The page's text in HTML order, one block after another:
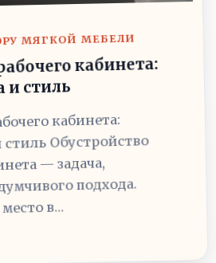
МЯГКОЙ МЕБЕЛИ
кабинета:
и стиль
кабинета:
Обустройство
— задача,
подхода.
в…